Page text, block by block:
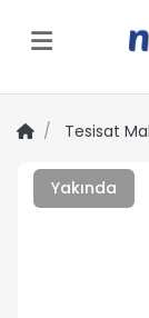
Menü
Tesisat
Yakında